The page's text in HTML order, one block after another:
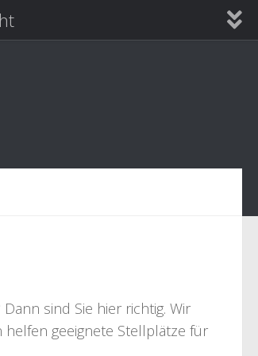
sind Sie hier richtig. Wir
geeignete Stellplätze für